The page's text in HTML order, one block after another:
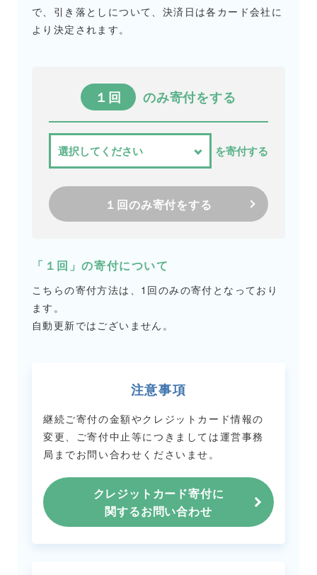
で、引き落としについて、決済日は各カード会社に
より決定されます。
１回 のみ寄付をする
を寄付する
１回のみ寄付をする
「１回」の寄付について
こちらの寄付方法は、1回のみの寄付となっており
ます。
自動更新ではございません。
注意事項
継続ご寄付の金額やクレジットカード情報の
変更、ご寄付中止等につきましては運営事務
局までお問い合わせくださいませ。
クレジットカード寄付に
関するお問い合わせ